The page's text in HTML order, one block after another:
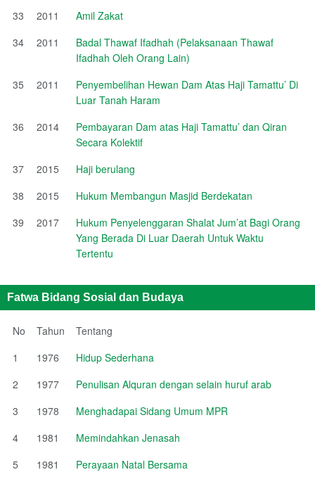
33 2011
Amil Zakat
34
2011
Badal Thawaf Ifadhah (Pelaksanaan Thawaf
Ifadhah Oleh Orang Lain)
35
2011
Penyembelihan Hewan Dam Atas Haji Tamattu’ Di
Luar Tanah Haram
36
2014
Pembayaran Dam atas Haji Tamattu’ dan Qiran
Secara Kolektif
37
2015
Haji berulang
38
2015
Hukum Membangun Masjid Berdekatan
39
2017
Hukum Penyelenggaran Shalat Jum’at Bagi Orang
Yang Berada Di Luar Daerah Untuk Waktu
Tertentu
Fatwa Bidang Sosial dan Budaya
No Tahun
Tentang
1
1976
Hidup Sederhana
2
1977
Penulisan Alquran dengan selain huruf arab
3
1978
Menghadapai Sidang Umum MPR
4
1981
Memindahkan Jenasah
5
1981
Perayaan Natal Bersama